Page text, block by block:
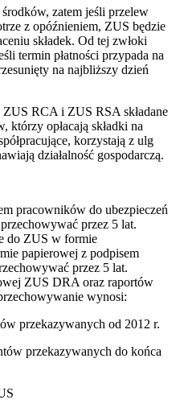
zatem jeśli przelew
z opóźnieniem, ZUS będzie
składek. Od tej zwłoki
termin płatności przypada na
na najbliższy dzień
RCA i ZUS RSA składane
którzy opłacają składki na
korzystają z ulg
działalność gospodarczą.
pracowników do ubezpieczeń
przez 5 lat.
do ZUS w formie
papierowej z podpisem
przez 5 lat.
ZUS DRA oraz raportów
wynosi:
przekazywanych od 2012 r.
przekazywanych do końca